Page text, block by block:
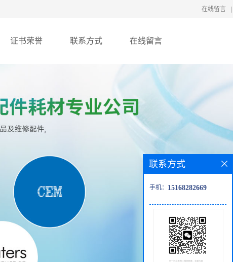
在线留言
证书荣誉 联系方式 在线留言
联系方式
手机： 15168282669